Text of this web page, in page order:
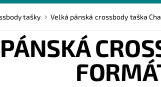
GDPR NAPIŠTE NÁM
tašky Velká pánská crossbody taška